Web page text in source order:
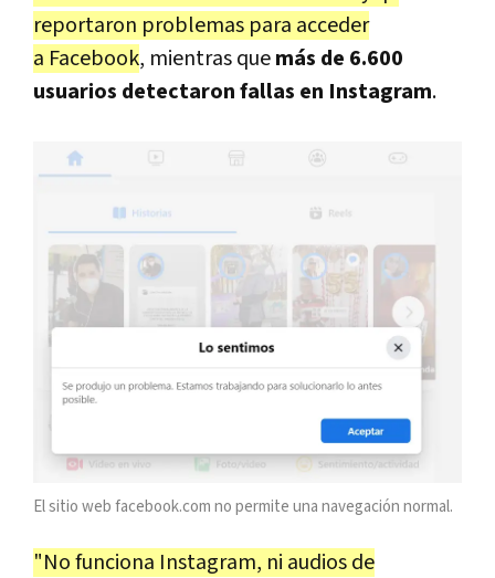
reportaron problemas para acceder
a Facebook, mientras quemás de 6.600
usuarios detectaron fallas en Instagram.
El sitio web facebook.com no permite una navegación normal.
"No funciona Instagram, ni audios de